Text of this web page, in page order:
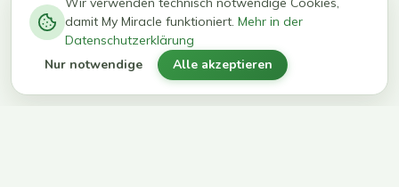
kg in 12
Wochen
erreichen
ihr Ziel
damit My Miracle funktioniert. Mehr in der
Datenschutzerklärung
Nur notwendige Alle akzeptieren